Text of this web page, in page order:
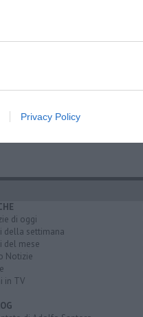
Privacy Policy
di oggi
della settimana
del mese
Notizie
in TV